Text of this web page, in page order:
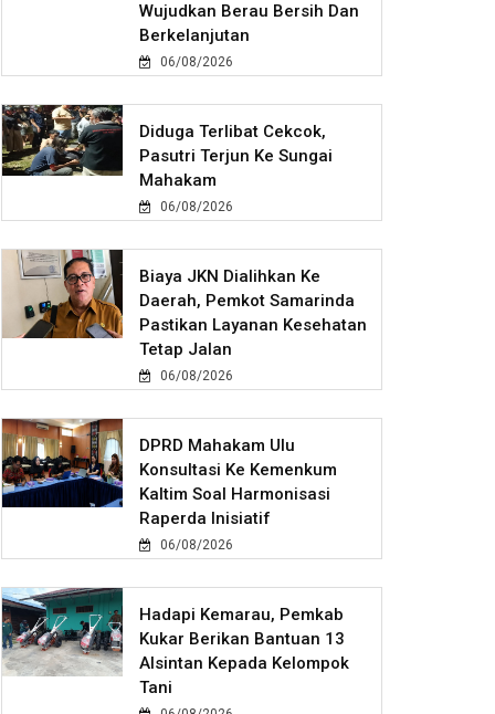
Wujudkan Berau Bersih Dan
Berkelanjutan
06/08/2026
Diduga Terlibat Cekcok,
Pasutri Terjun Ke Sungai
Mahakam
06/08/2026
Biaya JKN Dialihkan Ke
Daerah, Pemkot Samarinda
Pastikan Layanan Kesehatan
Tetap Jalan
06/08/2026
DPRD Mahakam Ulu
Konsultasi Ke Kemenkum
Kaltim Soal Harmonisasi
Raperda Inisiatif
06/08/2026
Hadapi Kemarau, Pemkab
Kukar Berikan Bantuan 13
Alsintan Kepada Kelompok
Tani